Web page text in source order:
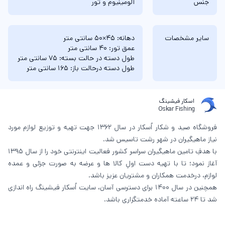
جنس آلومینیوم و تور
سایر مشخصات
دهانه: 45×50 سانتی متر
عمق تور: 40 سانتی متر
طول دسته در حالت بسته: 75 سانتی متر
طول دسته درحالت باز: 165 سانتی متر
اسکار فیشینگ
Oskar Fishing
فروشگاه صید و شکار اُسکار در سال 1362 جهت تهیه و توزیع لوازم مورد
نیاز ماهیگیران در شهر رشت تاسیس شد.
با هدفِ تامین ماهیگیران سراسر کشور فعالیت اینترنتی خود را از سال 1395
آغاز نمود؛ تا با تهیه دست اولِ کالا ها و عرضه به صورت جزئی و عمده
لوازم، درخدمت همکاران و مشتریان عزیز باشد.
همچنین در سال 1400 برای دسترسی آسان، سایت اُسکار فیشینگ راه اندازی
شد تا 24 ساعته آماده خدمتگزاری باشد.